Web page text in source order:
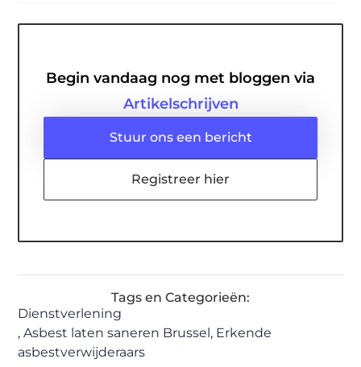
Begin vandaag nog met bloggen via
Artikelschrijven
Stuur ons een bericht
Registreer hier
Tags en Categorieën:
Dienstverlening
,Asbest laten saneren Brussel, Erkende
asbestverwijderaars